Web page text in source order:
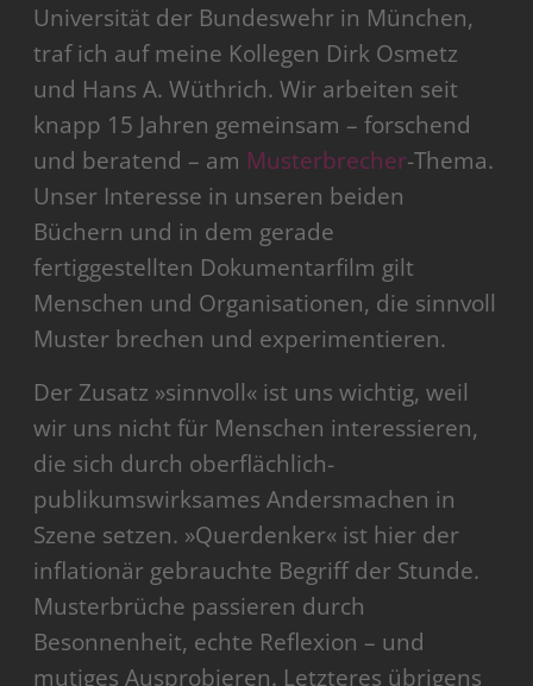
Universität der Bundeswehr in München,
traf ich auf meine Kollegen Dirk Osmetz
und Hans A. Wüthrich. Wir arbeiten seit
knapp 15 Jahren gemeinsam – forschend
und beratend – am Musterbrecher-Thema.
Unser Interesse in unseren beiden
Büchern und in dem gerade
fertiggestellten Dokumentarfilm gilt
Menschen und Organisationen, die sinnvoll
Muster brechen und experimentieren.
Der Zusatz »sinnvoll« ist uns wichtig, weil
wir uns nicht für Menschen interessieren,
die sich durch oberflächlich-
publikumswirksames Andersmachen in
Szene setzen. »Querdenker« ist hier der
inflationär gebrauchte Begriff der Stunde.
Musterbrüche passieren durch
Besonnenheit, echte Reflexion – und
mutiges Ausprobieren. Letzteres übrigens